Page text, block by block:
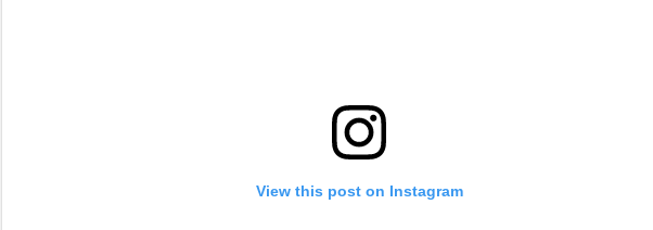
View this post on Instagram